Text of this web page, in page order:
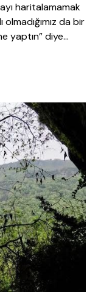
haritalamamak
da bir
yaptın” diye…